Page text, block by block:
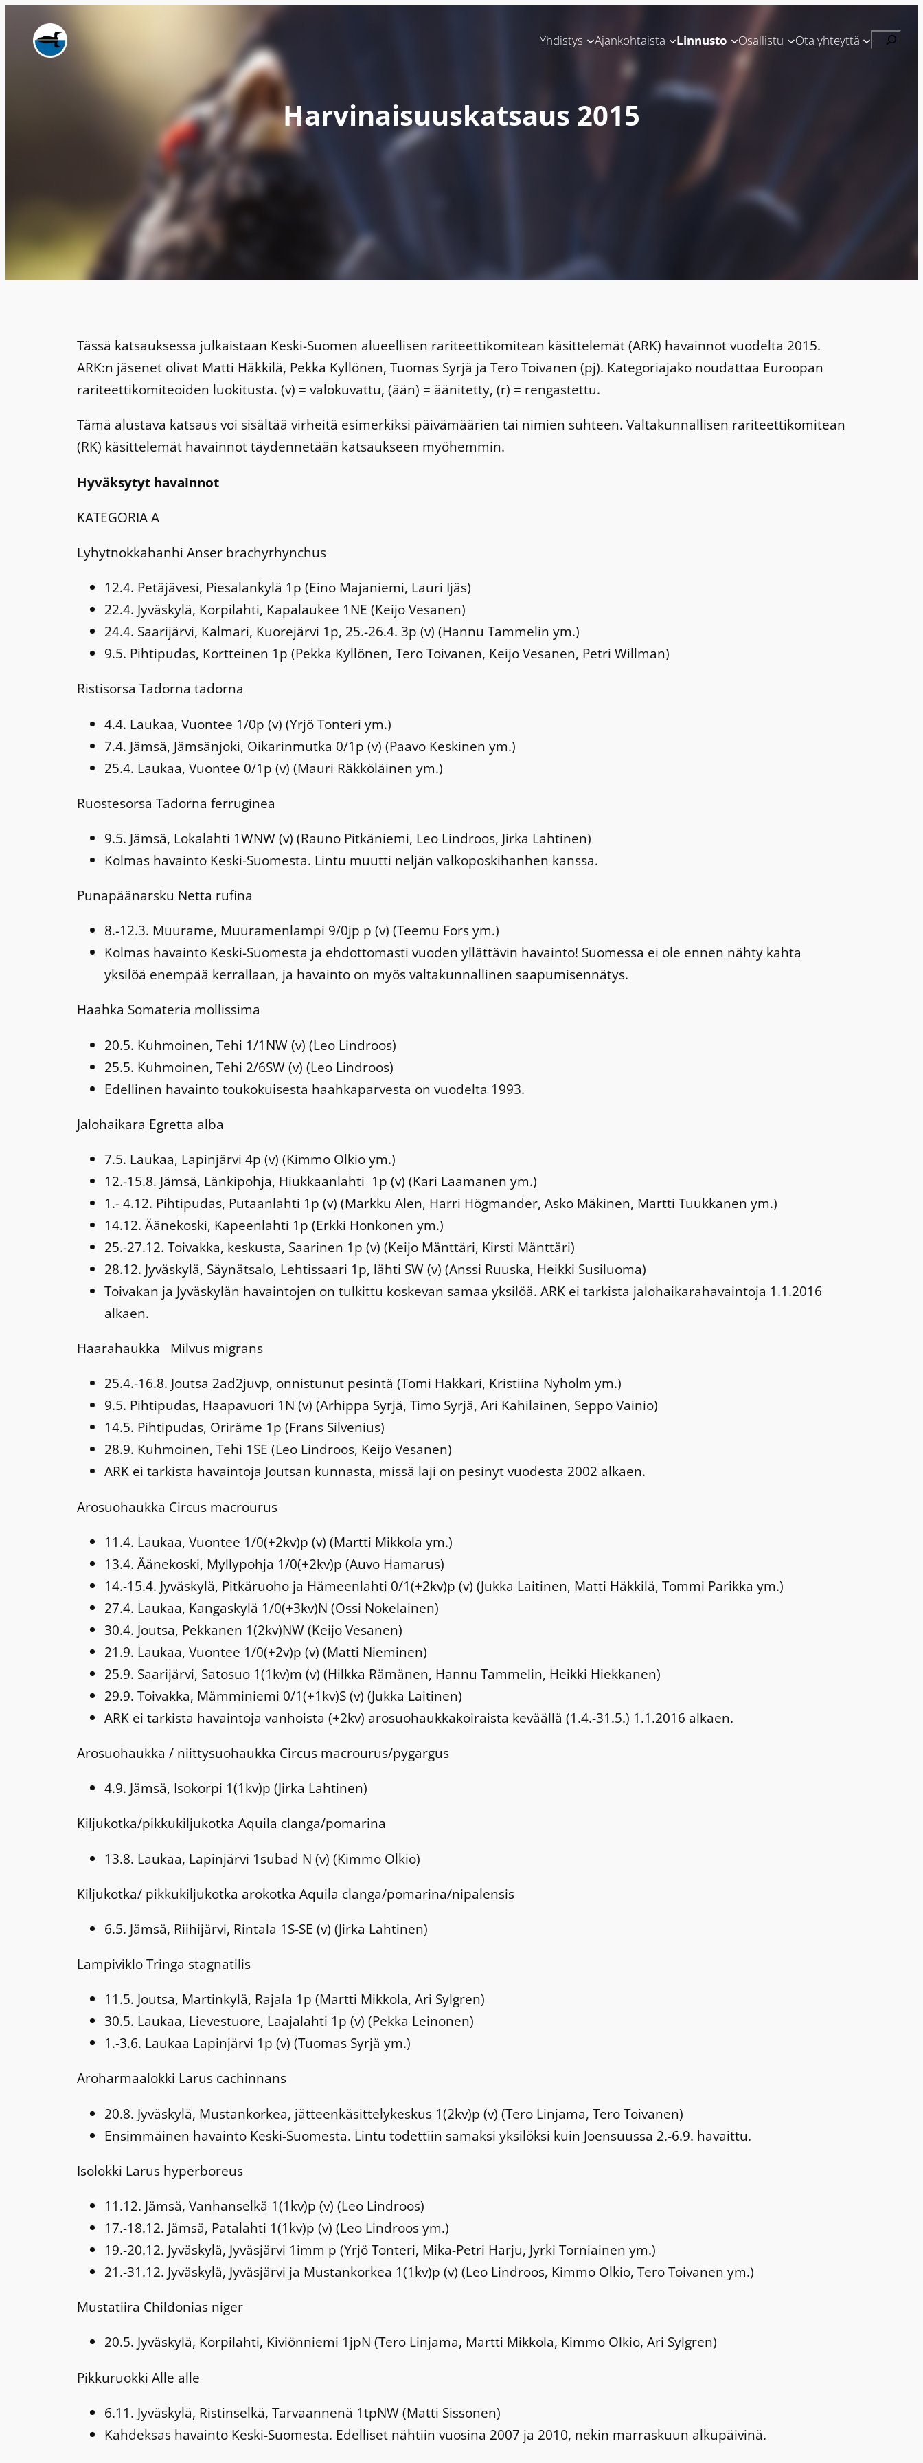
sisältöön
Yhdistys Ajankohtaista Linnusto Osallistu Ota yhteyttä Etsi
Harvinaisuuskatsaus 2015
Tässä katsauksessa julkaistaan Keski-Suomen alueellisen rariteettikomitean käsittelemät (ARK) havainnot vuodelta 2015.
ARK:n jäsenet olivat Matti Häkkilä, Pekka Kyllönen, Tuomas Syrjä ja Tero Toivanen (pj). Kategoriajako noudattaa Euroopan
rariteettikomiteoiden luokitusta. (v) = valokuvattu, (ään) = äänitetty, (r) = rengastettu.
Tämä alustava katsaus voi sisältää virheitä esimerkiksi päivämäärien tai nimien suhteen. Valtakunnallisen rariteettikomitean
(RK) käsittelemät havainnot täydennetään katsaukseen myöhemmin.
Hyväksytyt havainnot
KATEGORIA A
Lyhytnokkahanhi Anser brachyrhynchus
12.4. Petäjävesi, Piesalankylä 1p (Eino Majaniemi, Lauri Ijäs)
22.4. Jyväskylä, Korpilahti, Kapalaukee 1NE (Keijo Vesanen)
24.4. Saarijärvi, Kalmari, Kuorejärvi 1p, 25.-26.4. 3p (v) (Hannu Tammelin ym.)
9.5. Pihtipudas, Kortteinen 1p (Pekka Kyllönen, Tero Toivanen, Keijo Vesanen, Petri Willman)
Ristisorsa Tadorna tadorna
4.4. Laukaa, Vuontee 1/0p (v) (Yrjö Tonteri ym.)
7.4. Jämsä, Jämsänjoki, Oikarinmutka 0/1p (v) (Paavo Keskinen ym.)
25.4. Laukaa, Vuontee 0/1p (v) (Mauri Räkköläinen ym.)
Ruostesorsa Tadorna ferruginea
9.5. Jämsä, Lokalahti 1WNW (v) (Rauno Pitkäniemi, Leo Lindroos, Jirka Lahtinen)
Kolmas havainto Keski-Suomesta. Lintu muutti neljän valkoposkihanhen kanssa.
Punapäänarsku Netta rufina
8.-12.3. Muurame, Muuramenlampi 9/0jp p (v) (Teemu Fors ym.)
Kolmas havainto Keski-Suomesta ja ehdottomasti vuoden yllättävin havainto! Suomessa ei ole ennen nähty kahta
yksilöä enempää kerrallaan, ja havainto on myös valtakunnallinen saapumisennätys.
Haahka Somateria mollissima
20.5. Kuhmoinen, Tehi 1/1NW (v) (Leo Lindroos)
25.5. Kuhmoinen, Tehi 2/6SW (v) (Leo Lindroos)
Edellinen havainto toukokuisesta haahkaparvesta on vuodelta 1993.
Jalohaikara Egretta alba
7.5. Laukaa, Lapinjärvi 4p (v) (Kimmo Olkio ym.)
12.-15.8. Jämsä, Länkipohja, Hiukkaanlahti 1p (v) (Kari Laamanen ym.)
1.- 4.12. Pihtipudas, Putaanlahti 1p (v) (Markku Alen, Harri Högmander, Asko Mäkinen, Martti Tuukkanen ym.)
14.12. Äänekoski, Kapeenlahti 1p (Erkki Honkonen ym.)
25.-27.12. Toivakka, keskusta, Saarinen 1p (v) (Keijo Mänttäri, Kirsti Mänttäri)
28.12. Jyväskylä, Säynätsalo, Lehtissaari 1p, lähti SW (v) (Anssi Ruuska, Heikki Susiluoma)
Toivakan ja Jyväskylän havaintojen on tulkittu koskevan samaa yksilöä. ARK ei tarkista jalohaikarahavaintoja 1.1.2016
alkaen.
Haarahaukka Milvus migrans
25.4.-16.8. Joutsa 2ad2juvp, onnistunut pesintä (Tomi Hakkari, Kristiina Nyholm ym.)
9.5. Pihtipudas, Haapavuori 1N (v) (Arhippa Syrjä, Timo Syrjä, Ari Kahilainen, Seppo Vainio)
14.5. Pihtipudas, Oriräme 1p (Frans Silvenius)
28.9. Kuhmoinen, Tehi 1SE (Leo Lindroos, Keijo Vesanen)
ARK ei tarkista havaintoja Joutsan kunnasta, missä laji on pesinyt vuodesta 2002 alkaen.
Arosuohaukka Circus macrourus
11.4. Laukaa, Vuontee 1/0(+2kv)p (v) (Martti Mikkola ym.)
13.4. Äänekoski, Myllypohja 1/0(+2kv)p (Auvo Hamarus)
14.-15.4. Jyväskylä, Pitkäruoho ja Hämeenlahti 0/1(+2kv)p (v) (Jukka Laitinen, Matti Häkkilä, Tommi Parikka ym.)
27.4. Laukaa, Kangaskylä 1/0(+3kv)N (Ossi Nokelainen)
30.4. Joutsa, Pekkanen 1(2kv)NW (Keijo Vesanen)
21.9. Laukaa, Vuontee 1/0(+2v)p (v) (Matti Nieminen)
25.9. Saarijärvi, Satosuo 1(1kv)m (v) (Hilkka Rämänen, Hannu Tammelin, Heikki Hiekkanen)
29.9. Toivakka, Mämminiemi 0/1(+1kv)S (v) (Jukka Laitinen)
ARK ei tarkista havaintoja vanhoista (+2kv) arosuohaukkakoiraista keväällä (1.4.-31.5.) 1.1.2016 alkaen.
Arosuohaukka / niittysuohaukka Circus macrourus/pygargus
4.9. Jämsä, Isokorpi 1(1kv)p (Jirka Lahtinen)
Kiljukotka/pikkukiljukotka Aquila clanga/pomarina
13.8. Laukaa, Lapinjärvi 1subad N (v) (Kimmo Olkio)
Kiljukotka/ pikkukiljukotka arokotka Aquila clanga/pomarina/nipalensis
6.5. Jämsä, Riihijärvi, Rintala 1S-SE (v) (Jirka Lahtinen)
LampivikloTringa stagnatilis
11.5. Joutsa, Martinkylä, Rajala 1p (Martti Mikkola, Ari Sylgren)
30.5. Laukaa, Lievestuore, Laajalahti 1p (v) (Pekka Leinonen)
1.-3.6. Laukaa Lapinjärvi 1p (v) (Tuomas Syrjä ym.)
Aroharmaalokki Larus cachinnans
20.8. Jyväskylä, Mustankorkea, jätteenkäsittelykeskus 1(2kv)p (v) (Tero Linjama, Tero Toivanen)
Ensimmäinen havainto Keski-Suomesta. Lintu todettiin samaksi yksilöksi kuin Joensuussa 2.-6.9. havaittu.
Isolokki Larus hyperboreus
11.12. Jämsä, Vanhanselkä 1(1kv)p (v) (Leo Lindroos)
17.-18.12. Jämsä, Patalahti 1(1kv)p (v) (Leo Lindroos ym.)
19.-20.12. Jyväskylä, Jyväsjärvi 1imm p (Yrjö Tonteri, Mika-Petri Harju, Jyrki Torniainen ym.)
21.-31.12. Jyväskylä, Jyväsjärvi ja Mustankorkea 1(1kv)p (v) (Leo Lindroos, Kimmo Olkio, Tero Toivanen ym.)
Mustatiira Childonias niger
20.5. Jyväskylä, Korpilahti, Kiviönniemi 1jpN (Tero Linjama, Martti Mikkola, Kimmo Olkio, Ari Sylgren)
Pikkuruokki Alle alle
6.11. Jyväskylä, Ristinselkä, Tarvaannenä 1tpNW (Matti Sissonen)
Kahdeksas havainto Keski-Suomesta. Edelliset nähtiin vuosina 2007 ja 2010, nekin marraskuun alkupäivinä.